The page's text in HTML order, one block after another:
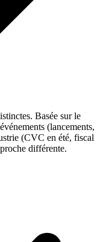
Basée sur le
(lancements,
(CVC en été, fiscal
différente.